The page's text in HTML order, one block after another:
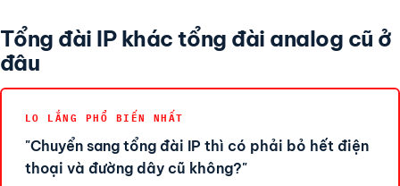
Tổng đài IP khác tổng đài analog cũ ở
đâu
LO LẮNG PHỔ BIẾN NHẤT
"Chuyển sang tổng đài IP thì có phải bỏ hết điện
thoại và đường dây cũ không?"